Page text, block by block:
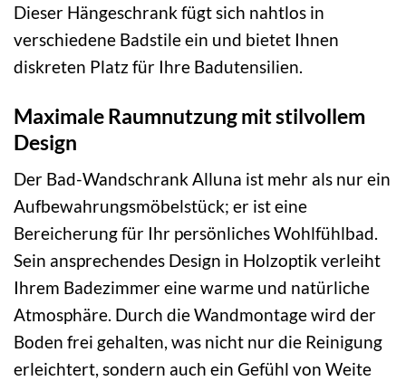
Dieser Hängeschrank fügt sich nahtlos in
verschiedene Badstile ein und bietet Ihnen
diskreten Platz für Ihre Badutensilien.
Maximale Raumnutzung mit stilvollem
Design
Der Bad-Wandschrank Alluna ist mehr als nur ein
Aufbewahrungsmöbelstück; er ist eine
Bereicherung für Ihr persönliches Wohlfühlbad.
Sein ansprechendes Design in Holzoptik verleiht
Ihrem Badezimmer eine warme und natürliche
Atmosphäre. Durch die Wandmontage wird der
Boden frei gehalten, was nicht nur die Reinigung
erleichtert, sondern auch ein Gefühl von Weite